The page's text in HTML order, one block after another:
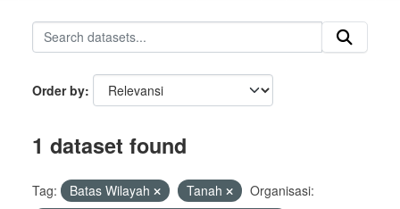
Order by
1 dataset found
Tag: Batas Wilayah Tanah
Organisasi: